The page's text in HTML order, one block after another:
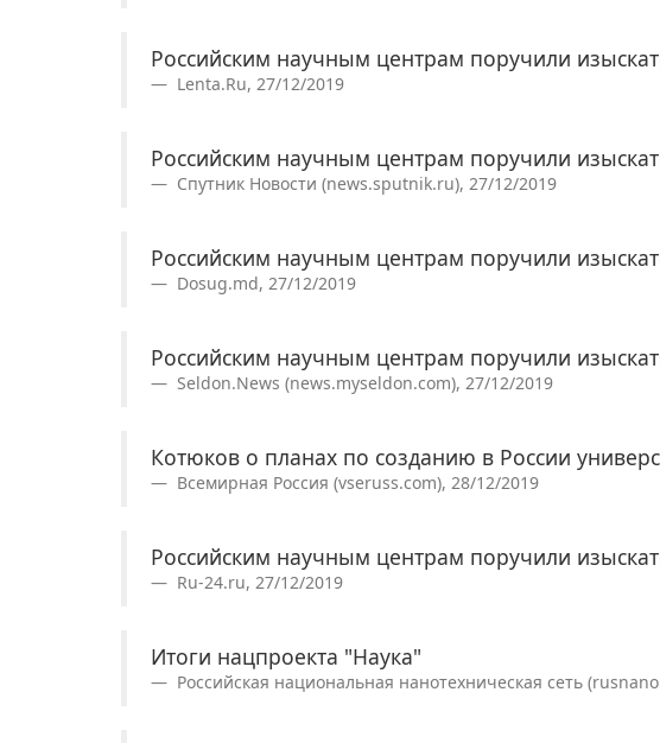
Российским научным центрам поручили
Lenta.Ru, 27/12/2019
Российским научным центрам поручили
Спутник Новости (news.sputnik.ru), 27/12/2019
Российским научным центрам поручили
Dosug.md, 27/12/2019
Российским научным центрам поручили
Seldon.News (news.myseldon.com), 27/12/2019
Котюков о планах по созданию в России
Всемирная Россия (vseruss.com), 28/12/2019
Российским научным центрам поручили
Ru-24.ru, 27/12/2019
Итоги нацпроекта "Наука"
Российская национальная нанотехническая сеть